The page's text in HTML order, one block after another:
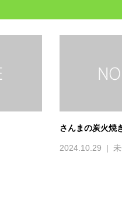
さんまの炭火焼
2024.10.29